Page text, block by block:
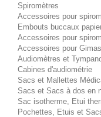
Spiromètres
Accessoires pour
Embouts buccaux
Accessoires pour
Accessoires pour
Audiomètres et
Cabines d'audiométrie
Sacs et Mallettes
Sacs et Sacs à dos en
Sac isotherme, Etui
Pochettes, Etuis et